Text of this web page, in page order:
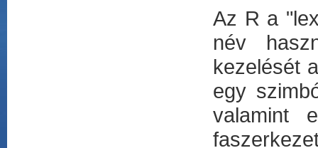
Az R a
név
kezelését
egy
valamint